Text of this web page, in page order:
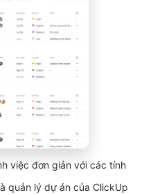
việc đơn giản với các tính
quản lý dự án của ClickUp